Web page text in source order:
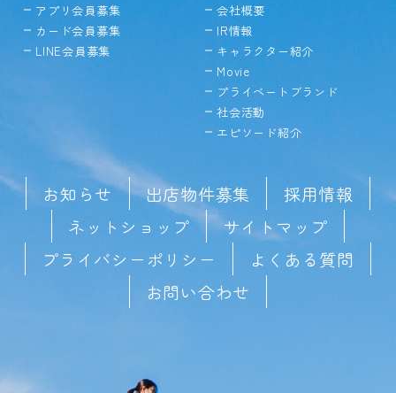
アプリ会員募集
カード会員募集
LINE会員募集
会社概要
IR情報
キャラクター紹介
Movie
プライベートブランド
社会活動
エピソード紹介
お知らせ 出店物件募集
採用情報
ネットショップ
サイトマップ
プライバシーポリシー
よくある質問
お問い合わせ